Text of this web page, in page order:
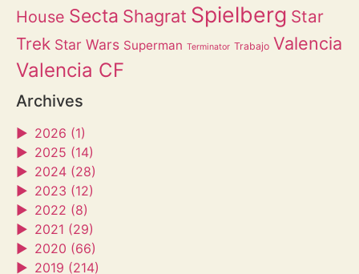
House Secta Shagrat Spielberg Star
Trek Star Wars Superman Terminator Trabajo Valencia
Valencia CF
Archives
► 2026 (1)
► 2025 (14)
► 2024 (28)
► 2023 (12)
► 2022 (8)
► 2021 (29)
► 2020 (66)
► 2019 (214)